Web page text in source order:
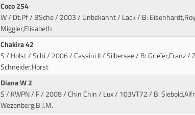
Coco 254
W / Dt.Pf / BSche / 2003 / Unbekannt / Lack/ B:
Miggler,Elisabeth
Chakira 42
S / Holst / Schi / 2006 / Cassini II / Silbersee/ B: Grie¯er,Franz /
Schneider,Horst
Diana W 2
S / KWPN / F / 2008 / Chin Chin / Lux/ 103VT72 / B:
Wezenberg,B.J.M.